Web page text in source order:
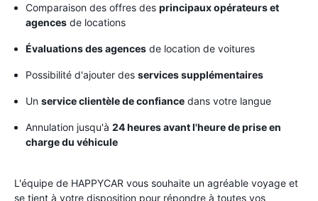
Comparaison des offres des principaux opérateurs et
agences de locations
Évaluations des agences de location de voitures
Possibilité d'ajouter des services supplémentaires
Un service clientèle de confiance dans votre langue
Annulation jusqu'à 24 heures avant l'heure de prise en
charge du véhicule
L'équipe de HAPPYCAR vous souhaite un agréable voyage et
se tient à votre disposition pour répondre à toutes vos